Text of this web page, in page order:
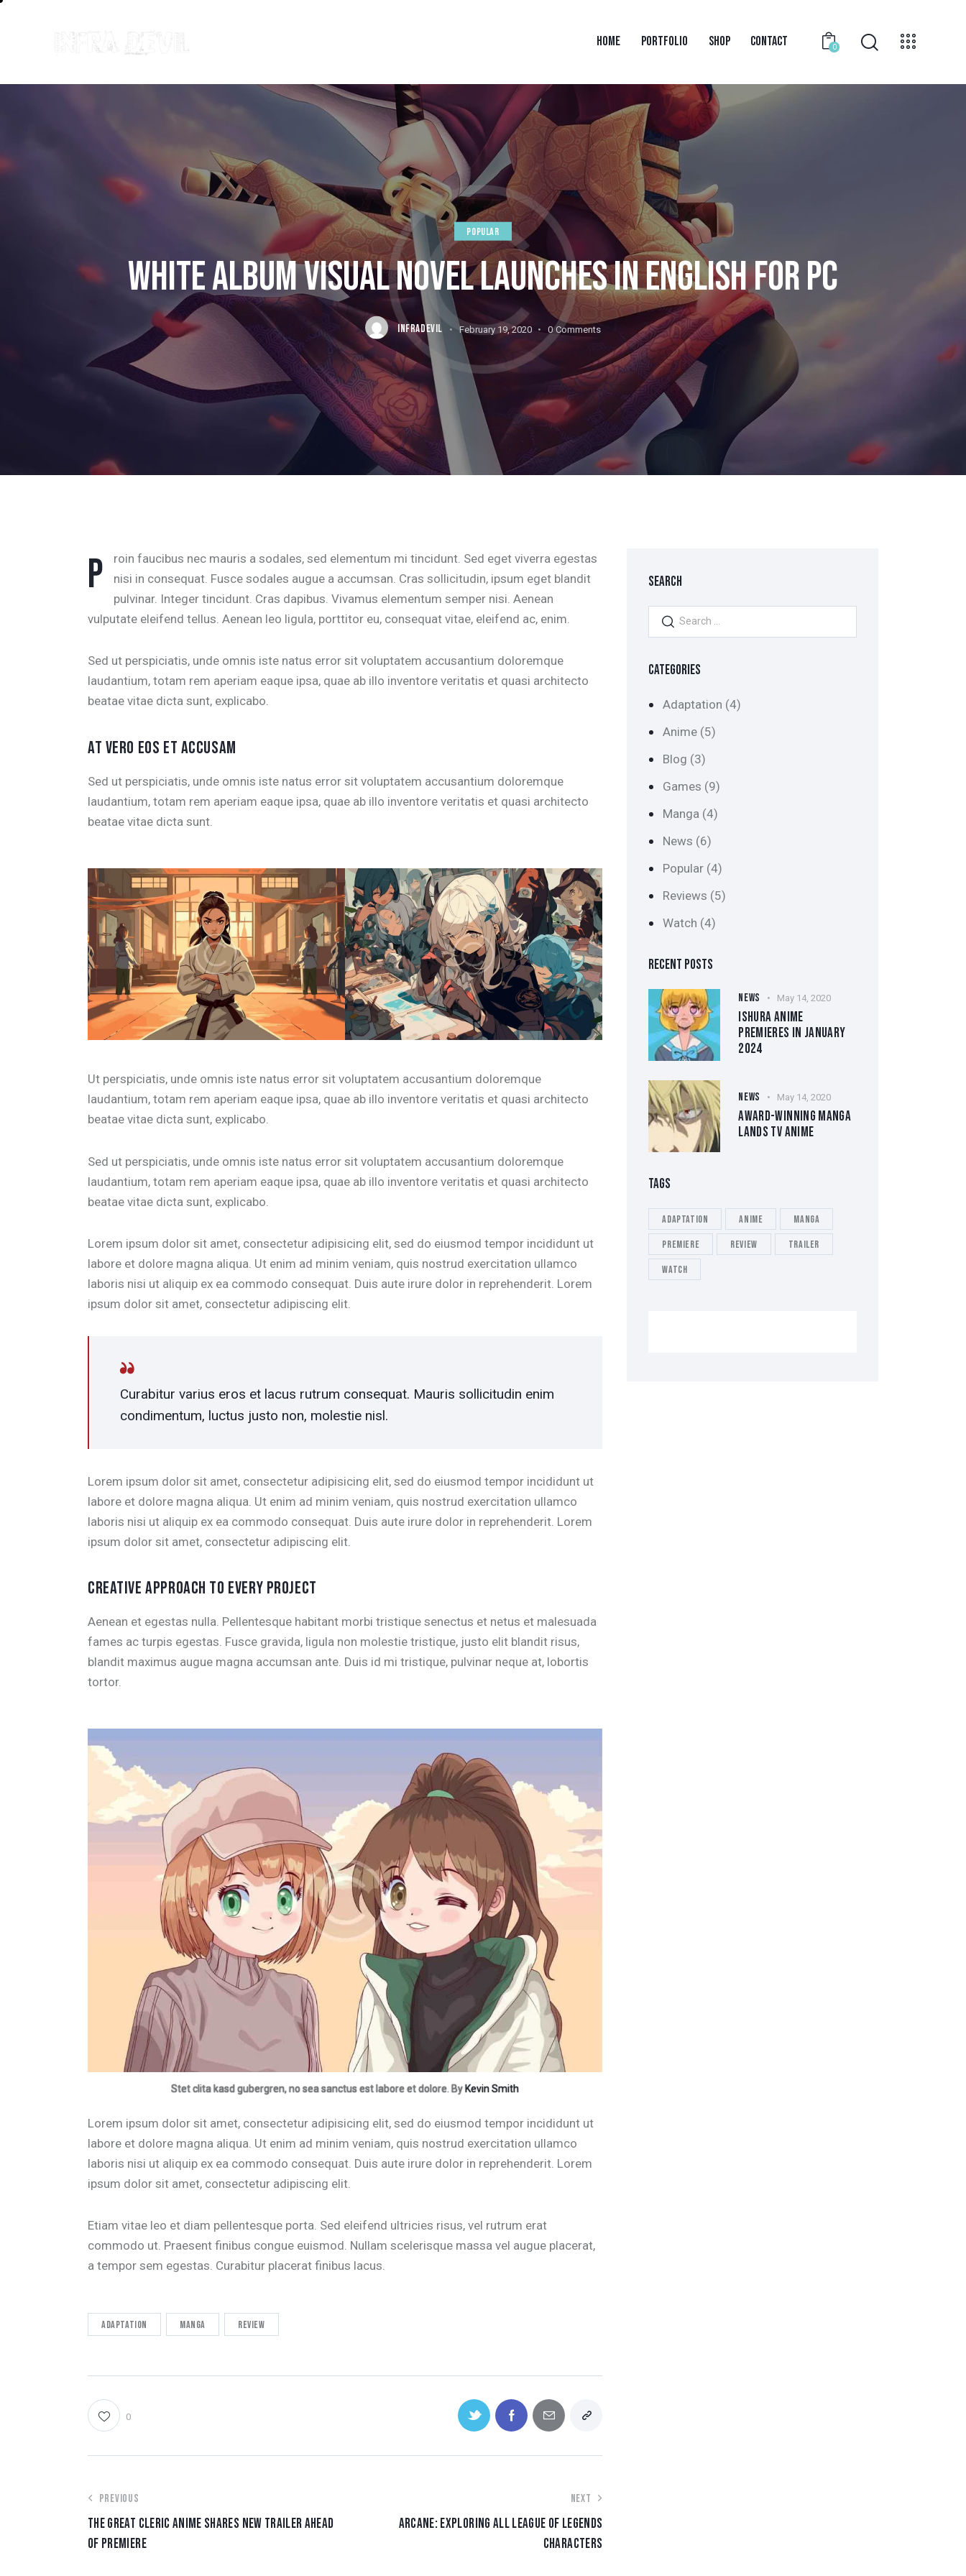
HOME PORTFOLIO SHOP CONTACT 0
POPULAR
WHITE ALBUM VISUAL NOVEL LAUNCHES IN ENGLISH FOR PC
INFRADEVIL February 19, 2020 0 Comments
Proin faucibus nec mauris a sodales, sed elementum mi tincidunt. Sed eget viverra egestas
nisi in consequat. Fusce sodales augue a accumsan. Cras sollicitudin, ipsum eget blandit
pulvinar. Integer tincidunt. Cras dapibus. Vivamus elementum semper nisi. Aenean
vulputate eleifend tellus. Aenean leo ligula, porttitor eu, consequat vitae, eleifend ac, enim.
Sed ut perspiciatis, unde omnis iste natus error sit voluptatem accusantium doloremque
laudantium, totam rem aperiam eaque ipsa, quae ab illo inventore veritatis et quasi architecto
beatae vitae dicta sunt, explicabo.
AT VERO EOS ET ACCUSAM
Sed ut perspiciatis, unde omnis iste natus error sit voluptatem accusantium doloremque
laudantium, totam rem aperiam eaque ipsa, quae ab illo inventore veritatis et quasi architecto
beatae vitae dicta sunt.
Ut perspiciatis, unde omnis iste natus error sit voluptatem accusantium doloremque
laudantium, totam rem aperiam eaque ipsa, quae ab illo inventore veritatis et quasi architecto
beatae vitae dicta sunt, explicabo.
Sed ut perspiciatis, unde omnis iste natus error sit voluptatem accusantium doloremque
laudantium, totam rem aperiam eaque ipsa, quae ab illo inventore veritatis et quasi architecto
beatae vitae dicta sunt, explicabo.
Lorem ipsum dolor sit amet, consectetur adipisicing elit, sed do eiusmod tempor incididunt ut
labore et dolore magna aliqua. Ut enim ad minim veniam, quis nostrud exercitation ullamco
laboris nisi ut aliquip ex ea commodo consequat. Duis aute irure dolor in reprehenderit. Lorem
ipsum dolor sit amet, consectetur adipiscing elit.
Curabitur varius eros et lacus rutrum consequat. Mauris sollicitudin enim
condimentum, luctus justo non, molestie nisl.
Lorem ipsum dolor sit amet, consectetur adipisicing elit, sed do eiusmod tempor incididunt ut
labore et dolore magna aliqua. Ut enim ad minim veniam, quis nostrud exercitation ullamco
laboris nisi ut aliquip ex ea commodo consequat. Duis aute irure dolor in reprehenderit. Lorem
ipsum dolor sit amet, consectetur adipiscing elit.
CREATIVE APPROACH TO EVERY PROJECT
Aenean et egestas nulla. Pellentesque habitant morbi tristique senectus et netus et malesuada
fames ac turpis egestas. Fusce gravida, ligula non molestie tristique, justo elit blandit risus,
blandit maximus augue magna accumsan ante. Duis id mi tristique, pulvinar neque at, lobortis
tortor.
Stet clita kasd gubergren, no sea sanctus est labore et dolore. ByKevin Smith
Lorem ipsum dolor sit amet, consectetur adipisicing elit, sed do eiusmod tempor incididunt ut
labore et dolore magna aliqua. Ut enim ad minim veniam, quis nostrud exercitation ullamco
laboris nisi ut aliquip ex ea commodo consequat. Duis aute irure dolor in reprehenderit. Lorem
ipsum dolor sit amet, consectetur adipiscing elit.
Etiam vitae leo et diam pellentesque porta. Sed eleifend ultricies risus, vel rutrum erat
commodo ut. Praesent finibus congue euismod. Nullam scelerisque massa vel augue placerat,
a tempor sem egestas. Curabitur placerat finibus lacus.
Adaptation Manga Review
0
PREVIOUS
THE GREAT CLERIC ANIME SHARES NEW TRAILER AHEAD
OF PREMIERE
NEXT
ARCANE: EXPLORING ALL LEAGUE OF LEGENDS
CHARACTERS
SEARCH
CATEGORIES
Adaptation (4)
Anime(5)
Blog (3)
Games (9)
Manga (4)
News (6)
Popular(4)
Reviews (5)
Watch (4)
RECENT POSTS
NEWS May 14, 2020
ISHURA ANIME
PREMIERES IN JANUARY
2024
NEWS May 14, 2020
AWARD-WINNING MANGA
LANDS TV ANIME
TAGS
Adaptation Anime Manga
Premiere Review Trailer
Watch